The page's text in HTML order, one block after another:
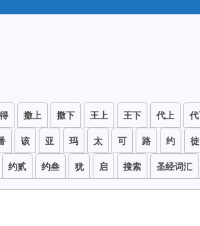
得 撒上 撒下 王上 王下 代上
该 亚 玛 太 可 路 约 徒
约贰 约叁 犹 启 搜索 圣经词汇